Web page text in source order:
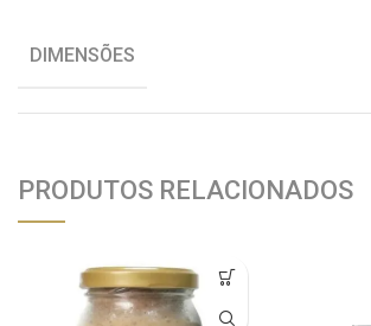
DIMENSÕES
PRODUTOS RELACIONADOS